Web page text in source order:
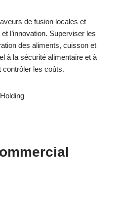
de fusion locales et
l’innovation. Superviser les
des aliments, cuisson et
à la sécurité alimentaire et à
contrôler les coûts.